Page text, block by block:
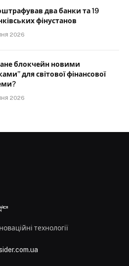
два банки та 19
фінустанов
2026
блокчейн новими
для світової фінансової
2026
технології